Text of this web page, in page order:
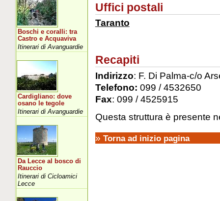
Uffici postali
Taranto
Recapiti
Indirizzo: F. Di Palma-c/o
Telefono: 099 / 4532650
Fax: 099 / 4525915
Questa struttura è presente
» Torna ad inizio pagina
Boschi e coralli: tra
Castro e Acquaviva
Itinerari di Avanguardie
Cardigliano: dove
osano le tegole
Itinerari di Avanguardie
Da Lecce al bosco di
Rauccio
Itinerari di Cicloamici
Lecce